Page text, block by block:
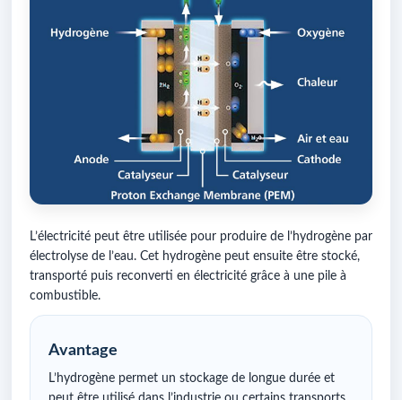
L’électricité peut être utilisée pour produire de l’hydrogène par
électrolyse de l’eau. Cet hydrogène peut ensuite être stocké,
transporté puis reconverti en électricité grâce à une pile à
combustible.
Avantage
L’hydrogène permet un stockage de longue durée et